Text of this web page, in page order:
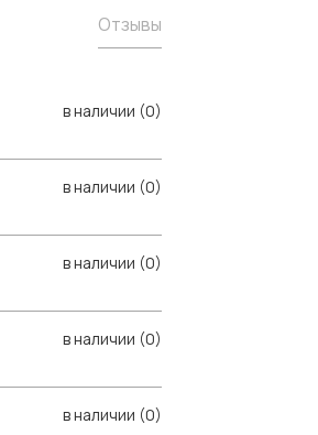
Отзывы
в наличии (0)
в наличии (0)
в наличии (0)
в наличии (0)
в наличии (0)